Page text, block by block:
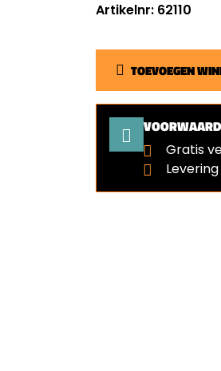
Artikelnr: 62110
TOEVOEGEN
Gratis